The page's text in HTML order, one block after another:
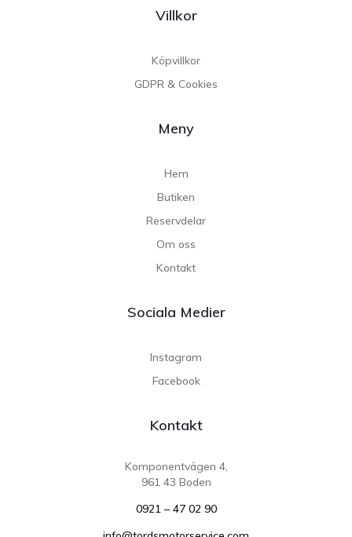
Villkor
Köpvillkor
GDPR & Cookies
Meny
Hem
Butiken
Reservdelar
Om oss
Kontakt
Sociala Medier
Instagram
Facebook
Kontakt
Komponentvägen 4,
961 43 Boden
0921 – 47 02 90